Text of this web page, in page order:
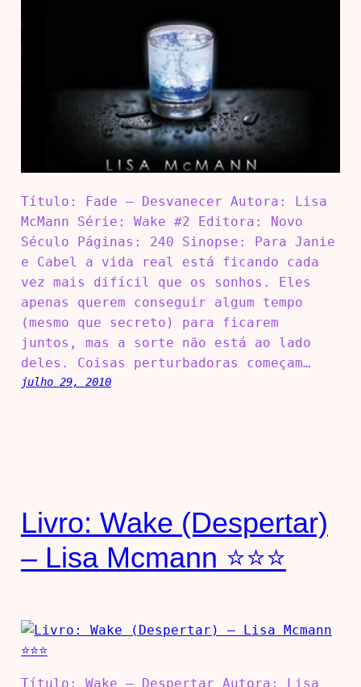
Título: Fade – Desvanecer Autora: Lisa
McMann Série: Wake #2 Editora: Novo
Século Páginas: 240 Sinopse: Para Janie
e Cabel a vida real está ficando cada
vez mais difícil que os sonhos. Eles
apenas querem conseguir algum tempo
(mesmo que secreto) para ficarem
juntos, mas a sorte não está ao lado
deles. Coisas perturbadoras começam…
julho 29, 2010
Livro: Wake (Despertar)
– Lisa Mcmann ⭐⭐⭐
Título: Wake – Despertar Autora: Lisa